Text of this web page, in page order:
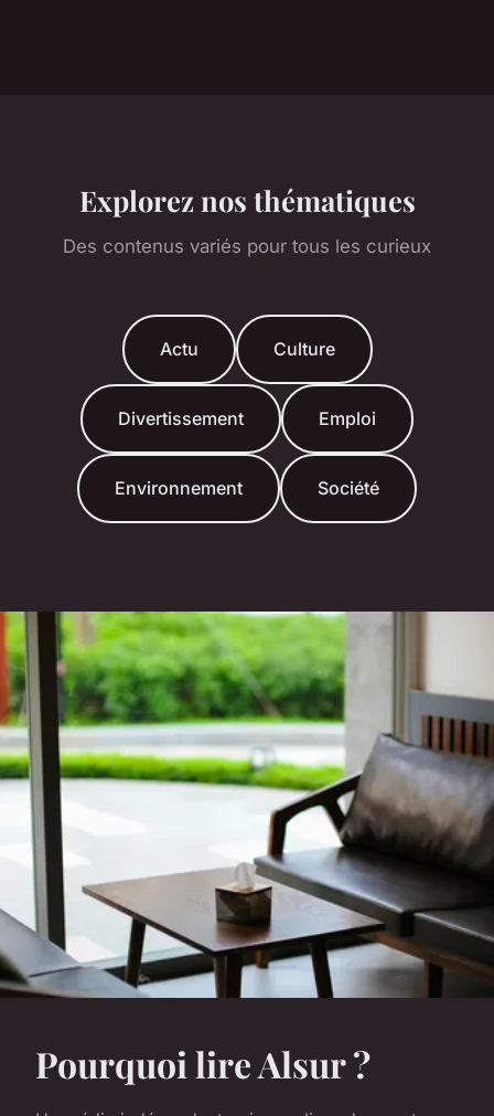
Explorez nos thématiques
Des contenus variés pour tous les curieux
Actu Culture
Divertissement Emploi
Environnement Société
Pourquoi lire Alsur ?